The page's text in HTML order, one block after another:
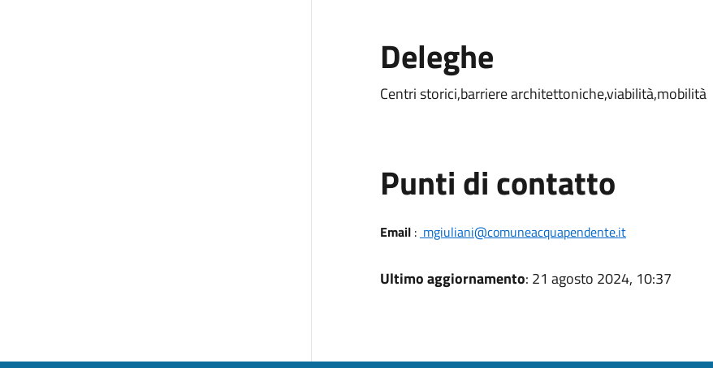
Deleghe
Centri storici,barriere architettoniche,viabilità,mobilità
Punti di contatto
Email: mgiuliani@comuneacquapendente.it
Ultimo aggiornamento: 21 agosto 2024, 10:37